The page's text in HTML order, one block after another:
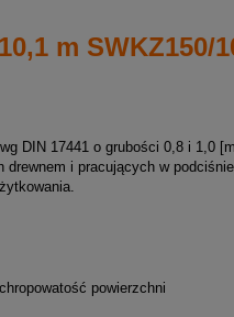
m SWKZ150/
DIN 17441 o grubości 0,8 i 1,0
drewnem i pracujących w
.
powierzchni